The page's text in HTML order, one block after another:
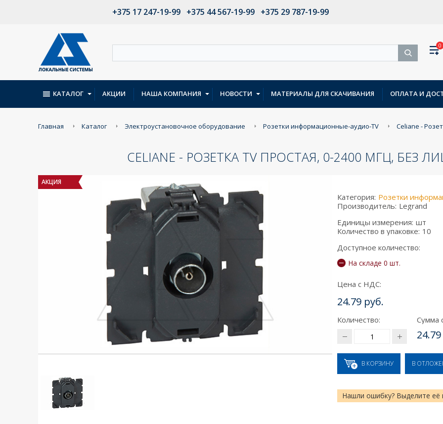
+375 17 247-19-99 +375 44 567-19-99 +375 29 787-19-99
0
КАТАЛОГ АКЦИИ НАША КОМПАНИЯ НОВОСТИ МАТЕРИАЛЫ ДЛЯ СКАЧИВАНИЯ ОПЛАТА И
Главная Каталог Электроустановочное оборудование Розетки информационные-аудио-TV Celiane -
CELIANE - РОЗЕТКА TV ПРОСТАЯ, 0-2400 МГЦ, БЕЗ
АКЦИЯ
Категория: Розетки
Производитель: Legrand
Единицы измерения: шт
Количество в упаковке: 10
Доступное количество:
На складе 0 шт.
Цена с НДС:
24.79 руб.
Количество: Сумма
В КОРЗИНУ В
Нашли ошибку? Выделите её